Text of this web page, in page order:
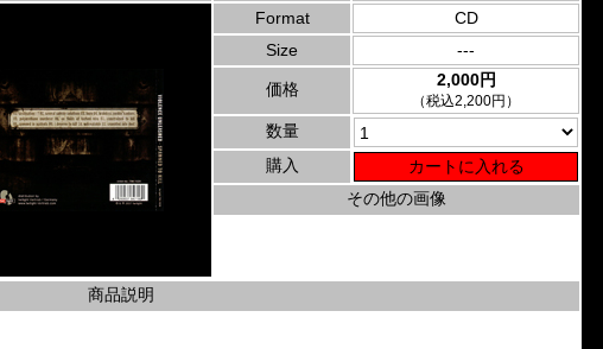
Format
CD
Size
---
価格 2,000円
（税込2,200円）
数量
購入
その他の画像
商品説明